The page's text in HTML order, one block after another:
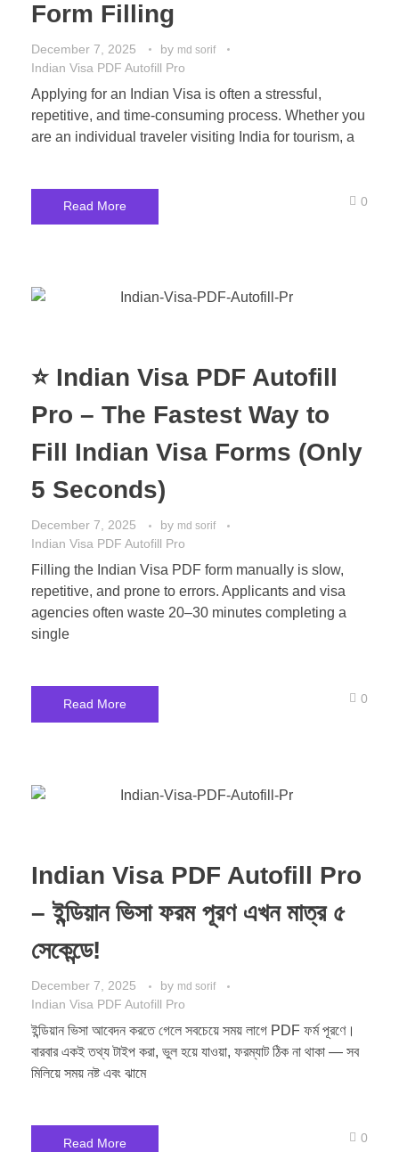
Form Filling
December 7, 2025 by md sorif
Indian Visa PDF Autofill Pro
Applying for an Indian Visa is often a stressful,
repetitive, and time-consuming process. Whether you
are an individual traveler visiting India for tourism, a
Read More 0
⭐ Indian Visa PDF Autofill
Pro – The Fastest Way to
Fill Indian Visa Forms (Only
5 Seconds)
December 7, 2025 by md sorif
Indian Visa PDF Autofill Pro
Filling the Indian Visa PDF form manually is slow,
repetitive, and prone to errors. Applicants and visa
agencies often waste 20–30 minutes completing a
single
Read More 0
Indian Visa PDF Autofill Pro
– ইন্ডিয়ান ভিসা ফরম পূরণ এখন মাত্র ৫
সেকেন্ডে!
December 7, 2025 by md sorif
Indian Visa PDF Autofill Pro
ইন্ডিয়ান ভিসা আবেদন করতে গেলে সবচেয়ে সময় লাগে PDF ফর্ম পূরণে।
বারবার একই তথ্য টাইপ করা, ভুল হয়ে যাওয়া, ফরম্যাট ঠিক না থাকা — সব
মিলিয়ে সময় নষ্ট এবং ঝামে
Read More 0